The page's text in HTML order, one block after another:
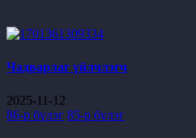
Чадварлаг үйлчлэгч
2025-11-12
86-р бүлэг 85-р бүлэг